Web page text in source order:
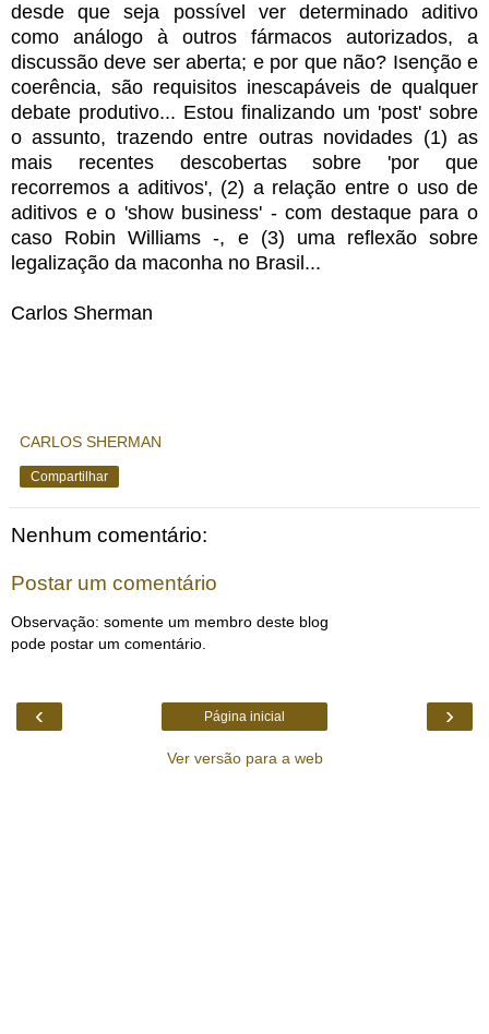
desde que seja possível ver determinado aditivo
como análogo à outros fármacos autorizados, a
discussão deve ser aberta; e por que não? Isenção e
coerência, são requisitos inescapáveis de qualquer
debate produtivo... Estou finalizando um 'post' sobre
o assunto, trazendo entre outras novidades (1) as
mais recentes descobertas sobre 'por que
recorremos a aditivos', (2) a relação entre o uso de
aditivos e o 'show business' - com destaque para o
caso Robin Williams -, e (3) uma reflexão sobre
legalização da maconha no Brasil...
Carlos Sherman
CARLOS SHERMAN
Compartilhar
Nenhum comentário:
Postar um comentário
Observação: somente um membro deste blog
pode postar um comentário.
‹ ›
Página inicial
Ver versão para a web